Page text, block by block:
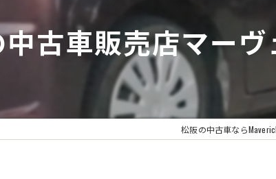
古車販売店マー
松阪の中古車なら